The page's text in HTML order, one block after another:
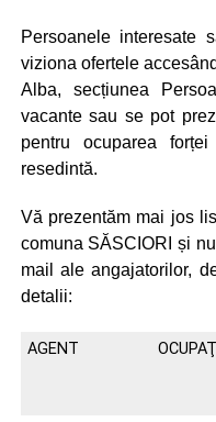
Persoanele
viziona ofertele
Alba, secțiunea
vacante sau se pot
pentru ocuparea
resedintă.
Vă prezentăm mai jos
comuna SĂSCIORI și
mail ale angajatorilor,
detalii:
AGENT